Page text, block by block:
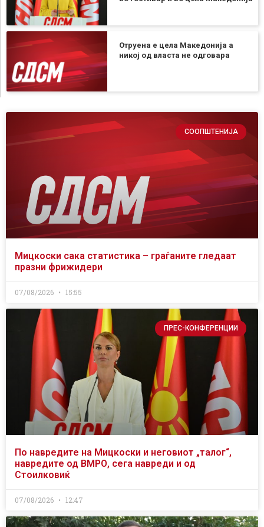
Отруена е цела Македонија а
никој од власта не одговара
СООПШТЕНИЈА
Мицкоски сака статистика – граѓаните гледаат
празни фрижидери
07/08/2026 15:55
ПРЕС-КОНФЕРЕНЦИИ
По навредите на Мицкоски и неговиот „талог“,
навредите од ВМРО, сега навреди и од
Стоилковиќ
07/08/2026 12:47